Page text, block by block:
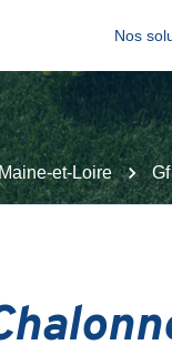
Nos
Maine-et-Loire